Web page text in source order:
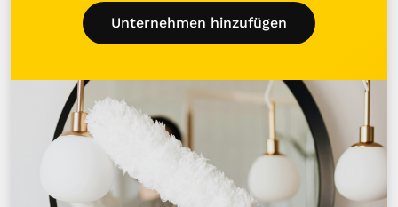
Unternehmen hinzufügen